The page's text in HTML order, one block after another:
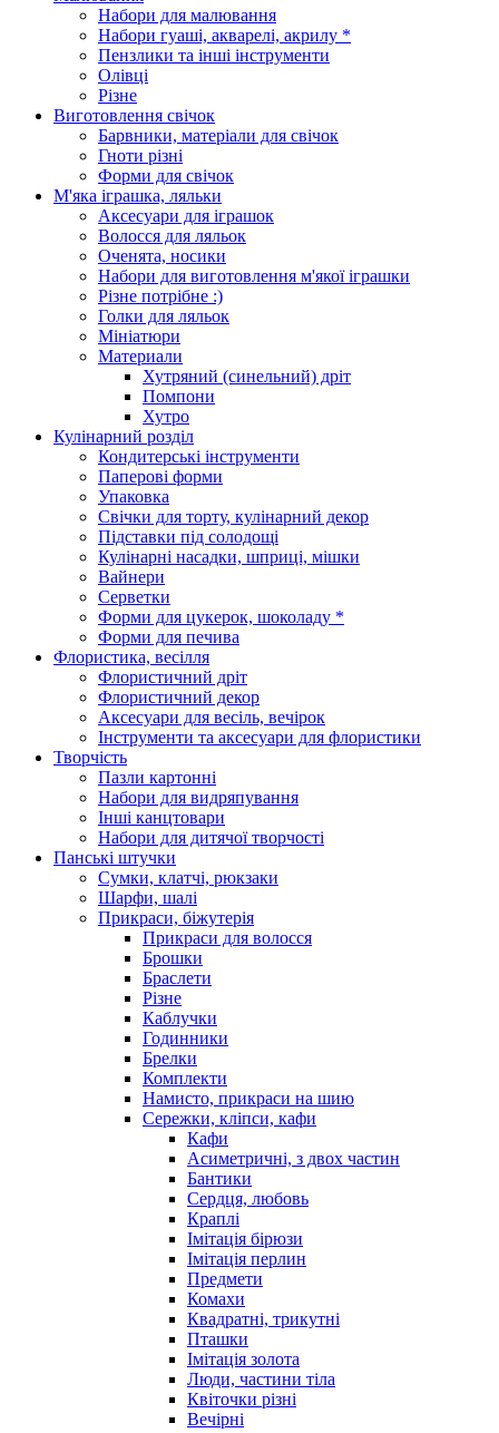
Набори для малювання
Набори гуаші, акварелі, акрилу *
Пензлики та інші інструменти
Олівці
Різне
Виготовлення свічок
Барвники, матеріали для свічок
Гноти різні
Форми для свічок
М'яка іграшка, ляльки
Аксесуари для іграшок
Волосся для ляльок
Оченята, носики
Набори для виготовлення м'якої іграшки
Різне потрібне :)
Голки для ляльок
Мініатюри
Материали
Хутряний (синельний) дріт
Помпони
Хутро
Кулінарний розділ
Кондитерські інструменти
Паперові форми
Упаковка
Свічки для торту, кулінарний декор
Підставки під солодощі
Кулінарні насадки, шприці, мішки
Вайнери
Серветки
Форми для цукерок, шоколаду *
Форми для печива
Флористика, весілля
Флористичний дріт
Флористичний декор
Аксесуари для весіль, вечірок
Інструменти та аксесуари для флористики
Творчість
Пазли картонні
Набори для видряпування
Інші канцтовари
Набори для дитячої творчості
Панські штучки
Сумки, клатчі, рюкзаки
Шарфи, шалі
Прикраси, біжутерія
Прикраси для волосся
Брошки
Браслети
Різне
Каблучки
Годинники
Брелки
Комплекти
Намисто, прикраси на шию
Сережки, кліпси, кафи
Кафи
Асиметричні, з двох частин
Бантики
Сердця, любовь
Краплі
Імітація бірюзи
Імітація перлин
Предмети
Комахи
Квадратні, трикутні
Пташки
Імітація золота
Люди, частини тіла
Квіточки різні
Вечірні